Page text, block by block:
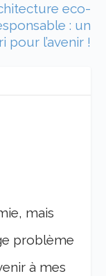
eco-
: un
pour l’avenir !
mais
problème
à mes